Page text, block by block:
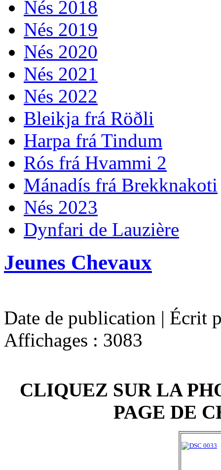
Nés 2018
Nés 2019
Nés 2020
Nés 2021
Nés 2022
Bleikja frá Röðli
Harpa frá Tindum
Rós frá Hvammi 2
Mánadís frá Brekknakoti
Nés 2023
Dynfari de Lauzière
Jeunes Chevaux
Date de publication | Écrit
Affichages : 3083
CLIQUEZ SUR LA
PAGE DE